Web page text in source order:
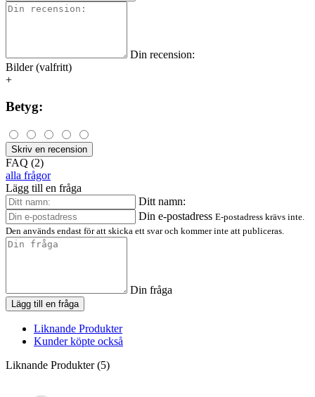
Din recension:
Bilder (valfritt)
+
Betyg:
Skriv en recension
FAQ (2)
alla frågor
Lägg till en fråga
Ditt namn:
Din e-postadress E-postadress krävs inte.
Den används endast för att skicka ett svar och kommer inte att publiceras.
Din fråga
Lägg till en fråga
Liknande Produkter
Kunder köpte också
Liknande Produkter (5)